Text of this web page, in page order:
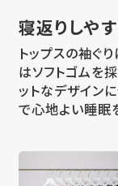
寝返りしや
トップスの袖ぐ
はソフトゴムを
ットなデザイン
で心地よい睡眠